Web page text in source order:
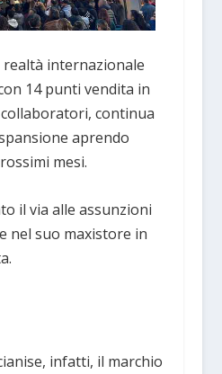
internazionale
14 punti vendita in
continua
aprendo
mesi.
il via alle assunzioni
nel suo maxistore in
infatti, il marchio